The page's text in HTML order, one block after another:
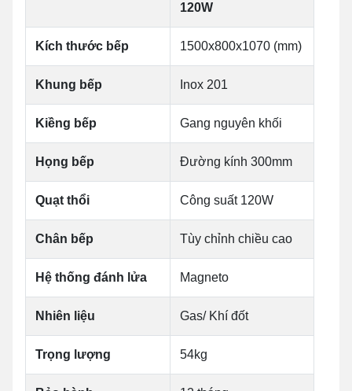
120W
Kích thước bếp 1500x800x1070 (mm)
Khung bếp Inox 201
Kiềng bếp Gang nguyên khối
Họng bếp Đường kính 300mm
Quạt thổi Công suất 120W
Chân bếp Tùy chỉnh chiều cao
Hệ thống đánh lửa Magneto
Nhiên liệu Gas/ Khí đốt
Trọng lượng 54kg